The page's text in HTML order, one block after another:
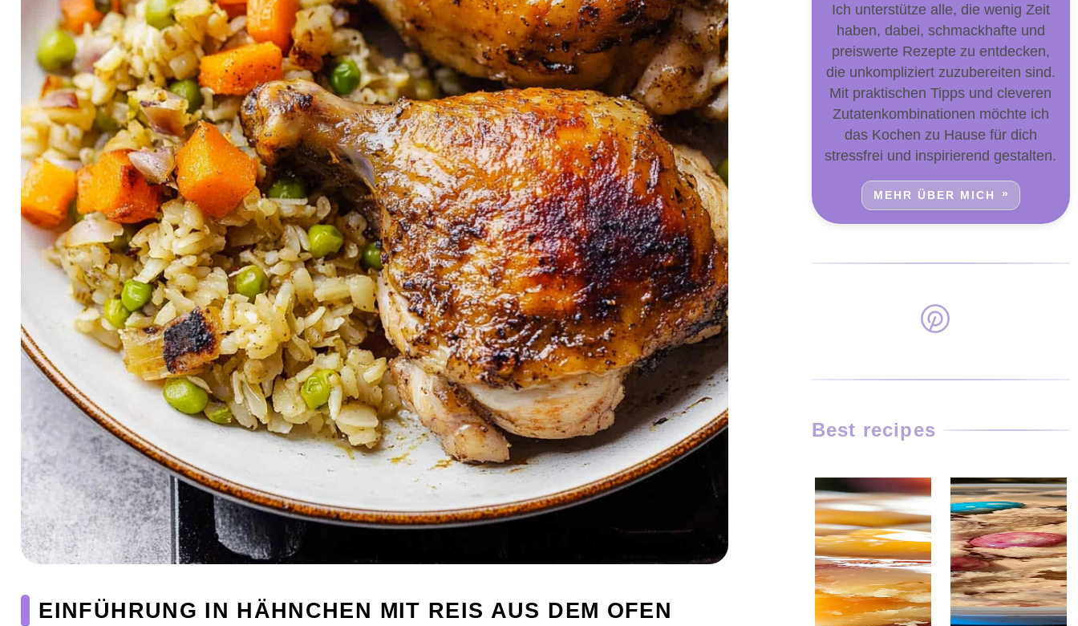
EINFÜHRUNG IN HÄHNCHEN MIT REIS AUS DEM OFEN
Ich unterstütze alle, die wenig Zeit
haben, dabei, schmackhafte und
preiswerte Rezepte zu entdecken,
die unkompliziert zuzubereiten sind.
Mit praktischen Tipps und cleveren
Zutatenkombinationen möchte ich
das Kochen zu Hause für dich
stressfrei und inspirierend gestalten.
MEHR ÜBER MICH
Best recipes